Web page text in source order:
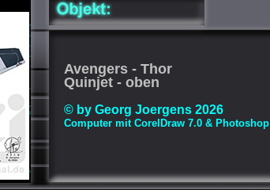
Avengers - Thor
Quinjet - oben
© by Georg Joergens 2026
Computer mit CorelDraw 7.0 & Photoshop